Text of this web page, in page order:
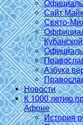
Сайт
Свято-
Азбука
Новости
К 1000 летию
Афоне
История